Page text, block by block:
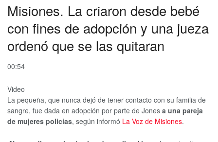
Misiones. La criaron desde bebé
con fines de adopción y una jueza
ordenó que se las quitaran
00:54
Video
La pequeña, que nunca dejó de tener contacto con su familia de
sangre, fue dada en adopción por parte de Jones a una pareja
de mujeres policías, según informó La Voz de Misiones.